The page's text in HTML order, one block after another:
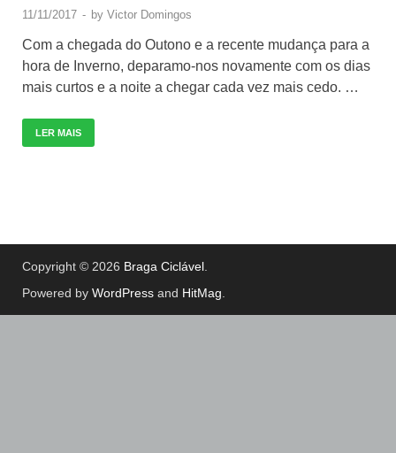
11/11/2017 - by Victor Domingos
Com a chegada do Outono e a recente mudança para a
hora de Inverno, deparamo-nos novamente com os dias
mais curtos e a noite a chegar cada vez mais cedo. …
LER MAIS
Copyright © 2026 Braga Ciclável
Powered by WordPress and HitMag